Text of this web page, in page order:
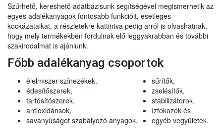
Szűrhető, kereshető adatbázisunk segítségével megismerhetik az
egyes adalékanyagok fontosabb funkcióit, esetleges
kockázataikat, a részletekre kattintva pedig arról is olvashatnak,
hogy mely termékekben fordulnak elő leggyakrabban és további
szakirodalmat is ajánlunk.
Főbb adalékanyag csoportok
élelmiszer-színezékek,
édesítőszerek,
tartósítószerek,
antioxidánsok,
savanyúságot szabályozó anyagok,
sűrítők,
zselésítők,
stabilizátorok,
ízfokozók és
egyéb vegyületek.